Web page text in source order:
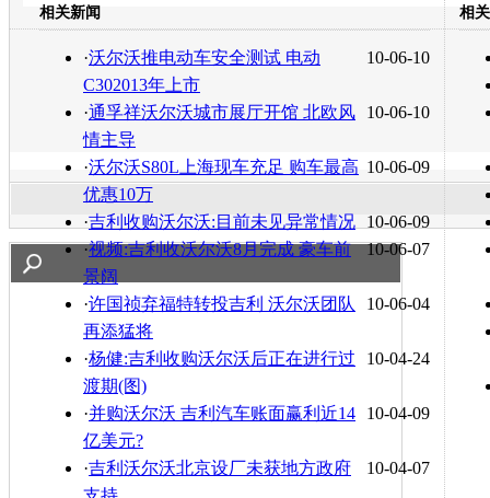
转发至：
相关新闻
10-06-10
·沃尔沃推电动车安全测试 电动
C302013年上市
10-06-10
·通孚祥沃尔沃城市展厅开馆 北欧风
情主导
10-06-09
·沃尔沃S80L上海现车充足 购车最高
优惠10万
10-06-09
·吉利收购沃尔沃:目前未见异常情况
10-06-07
·视频:吉利收沃尔沃8月完成 豪车前
景阔
10-06-04
·许国祯弃福特转投吉利 沃尔沃团队
再添猛将
10-04-24
·杨健:吉利收购沃尔沃后正在进行过
渡期(图)
10-04-09
·并购沃尔沃 吉利汽车账面赢利近14
亿美元?
10-04-07
·吉利沃尔沃北京设厂未获地方政府
相